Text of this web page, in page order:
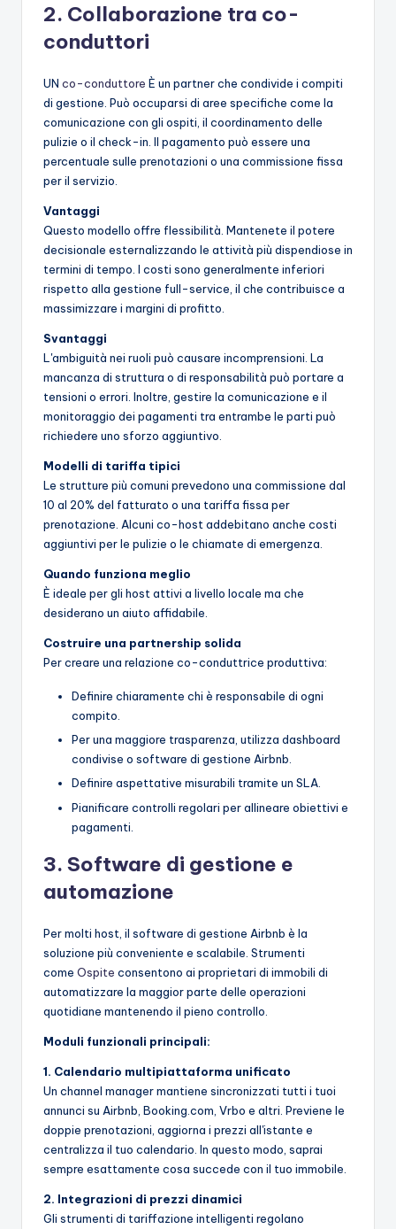
2. Collaborazione tra co-
conduttori
UN co-conduttore È un partner che condivide i compiti
di gestione. Può occuparsi di aree specifiche come la
comunicazione con gli ospiti, il coordinamento delle
pulizie o il check-in. Il pagamento può essere una
percentuale sulle prenotazioni o una commissione fissa
per il servizio.
Vantaggi
Questo modello offre flessibilità. Mantenete il potere
decisionale esternalizzando le attività più dispendiose in
termini di tempo. I costi sono generalmente inferiori
rispetto alla gestione full-service, il che contribuisce a
massimizzare i margini di profitto.
Svantaggi
L'ambiguità nei ruoli può causare incomprensioni. La
mancanza di struttura o di responsabilità può portare a
tensioni o errori. Inoltre, gestire la comunicazione e il
monitoraggio dei pagamenti tra entrambe le parti può
richiedere uno sforzo aggiuntivo.
Modelli di tariffa tipici
Le strutture più comuni prevedono una commissione dal
10 al 20% del fatturato o una tariffa fissa per
prenotazione. Alcuni co-host addebitano anche costi
aggiuntivi per le pulizie o le chiamate di emergenza.
Quando funziona meglio
È ideale per gli host attivi a livello locale ma che
desiderano un aiuto affidabile.
Costruire una partnership solida
Per creare una relazione co-conduttrice produttiva:
Definire chiaramente chi è responsabile di ogni
compito.
Per una maggiore trasparenza, utilizza dashboard
condivise o software di gestione Airbnb.
Definire aspettative misurabili tramite un SLA.
Pianificare controlli regolari per allineare obiettivi e
pagamenti.
3. Software di gestione e
automazione
Per molti host, il software di gestione Airbnb è la
soluzione più conveniente e scalabile. Strumenti
come Ospite consentono ai proprietari di immobili di
automatizzare la maggior parte delle operazioni
quotidiane mantenendo il pieno controllo.
Moduli funzionali principali:
1. Calendario multipiattaforma unificato
Un channel manager mantiene sincronizzati tutti i tuoi
annunci su Airbnb, Booking.com, Vrbo e altri. Previene le
doppie prenotazioni, aggiorna i prezzi all'istante e
centralizza il tuo calendario. In questo modo, saprai
sempre esattamente cosa succede con il tuo immobile.
2. Integrazioni di prezzi dinamici
Gli strumenti di tariffazione intelligenti regolano